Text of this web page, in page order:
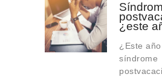
¿este
¿Este
síndrome